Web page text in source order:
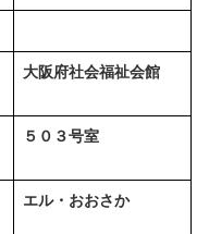
大阪府社会福祉会館
５０３号室
エル・おおさか